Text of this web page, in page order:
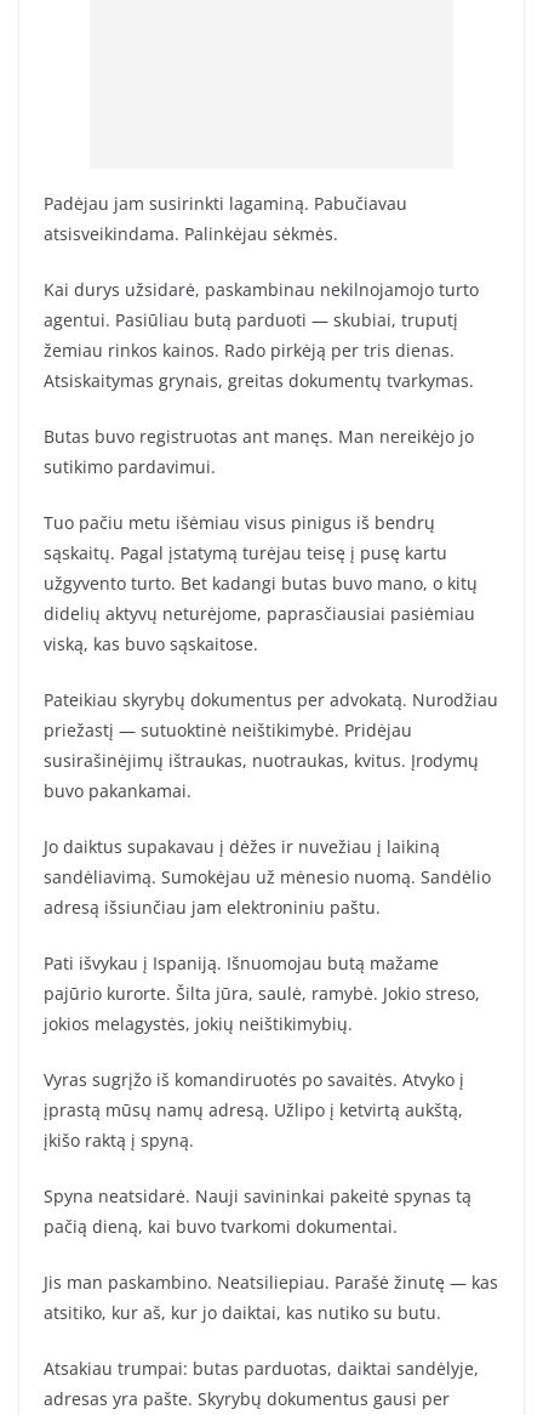
Padėjau jam susirinkti lagaminą. Pabučiavau
atsisveikindama. Palinkėjau sėkmės.
Kai durys užsidarė, paskambinau nekilnojamojo turto
agentui. Pasiūliau butą parduoti — skubiai, truputį
žemiau rinkos kainos. Rado pirkėją per tris dienas.
Atsiskaitymas grynais, greitas dokumentų tvarkymas.
Butas buvo registruotas ant manęs. Man nereikėjo jo
sutikimo pardavimui.
Tuo pačiu metu išėmiau visus pinigus iš bendrų
sąskaitų. Pagal įstatymą turėjau teisę į pusę kartu
užgyvento turto. Bet kadangi butas buvo mano, o kitų
didelių aktyvų neturėjome, paprasčiausiai pasiėmiau
viską, kas buvo sąskaitose.
Pateikiau skyrybų dokumentus per advokatą. Nurodžiau
priežastį — sutuoktinė neištikimybė. Pridėjau
susirašinėjimų ištraukas, nuotraukas, kvitus. Įrodymų
buvo pakankamai.
Jo daiktus supakavau į dėžes ir nuvežiau į laikiną
sandėliavimą. Sumokėjau už mėnesio nuomą. Sandėlio
adresą išsiunčiau jam elektroniniu paštu.
Pati išvykau į Ispaniją. Išnuomojau butą mažame
pajūrio kurorte. Šilta jūra, saulė, ramybė. Jokio streso,
jokios melagystės, jokių neištikimybių.
Vyras sugrįžo iš komandiruotės po savaitės. Atvyko į
įprastą mūsų namų adresą. Užlipo į ketvirtą aukštą,
įkišo raktą į spyną.
Spyna neatsidarė. Nauji savininkai pakeitė spynas tą
pačią dieną, kai buvo tvarkomi dokumentai.
Jis man paskambino. Neatsiliepiau. Parašė žinutę — kas
atsitiko, kur aš, kur jo daiktai, kas nutiko su butu.
Atsakiau trumpai: butas parduotas, daiktai sandėlyje,
adresas yra pašte. Skyrybų dokumentus gausi per